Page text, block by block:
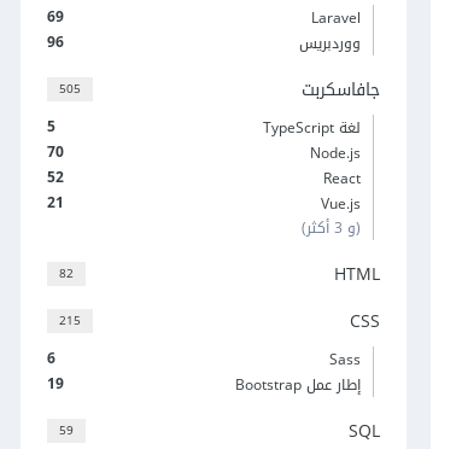
69
Laravel
96
ووردبريس
505 جافاسكربت
5
لغة TypeScript
70
Node.js
52
React
21
Vue.js
(و 3 أكثر)
82 HTML
215 CSS
6
Sass
19
إطار عمل Bootstrap
59 SQL